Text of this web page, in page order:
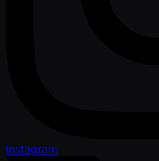
Instagram